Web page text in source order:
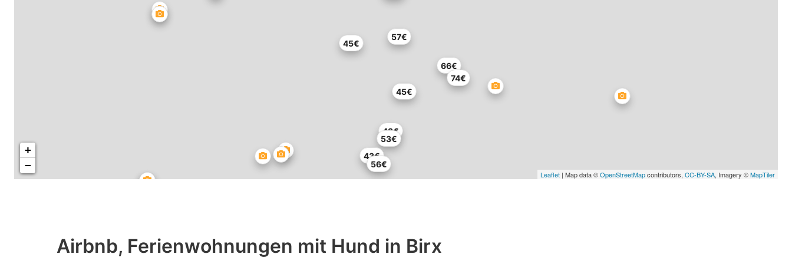
74€
45€
66€
43€
43€
56€
53€
57€
45€
+
−
Leaflet | Map data ©OpenStreetMapcontributors, CC-BY-SA, Imagery ©MapTiler
Airbnb, Ferienwohnungen mit Hund in Birx